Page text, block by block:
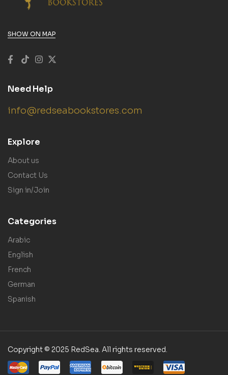
SHOW ON MAP
Need Help
info@redseabookstores.com
Explore
About us
Contact Us
Sign in/Join
Categories
Arabic
English
French
German
Spanish
Copyright © 2025 RedSea. All rights reserved.